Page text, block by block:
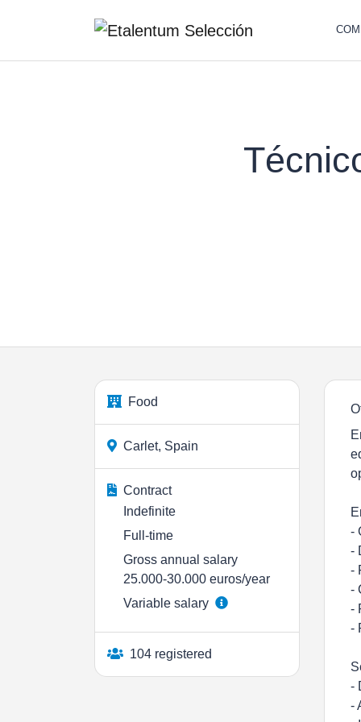
Food
Carlet, Spain
Contract
Indefinite
Full-time
Gross annual salary
25.000-30.000 euros/year
Variable salary
104 registered
-
-
-
-
-
-
-
-